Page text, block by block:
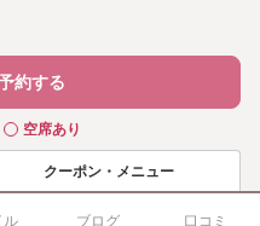
約する
◯空席あり
クーポン・メニュー
ル ブログ 口コミ